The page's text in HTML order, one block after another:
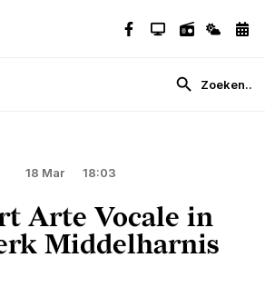
18 Mar 18:03
Arte Vocale in
Middelharnis